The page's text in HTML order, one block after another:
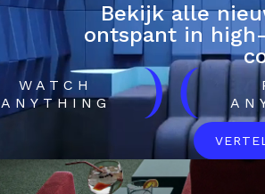
Bekijk alle
ontspant in
WATCH
ANYTHING
)(